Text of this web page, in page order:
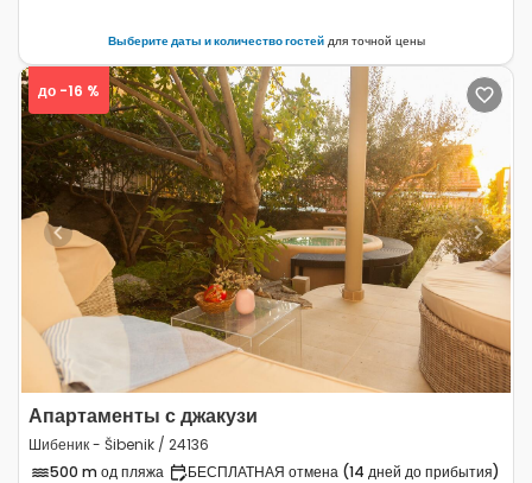
Выберите даты и количество гостейдля точной цены
Previous Next
до -16 %
Апартаменты с джакузи
Шибеник - Šibenik / 24136
500 m од пляжа
БЕСПЛАТНАЯ отмена (14 дней до прибытия)